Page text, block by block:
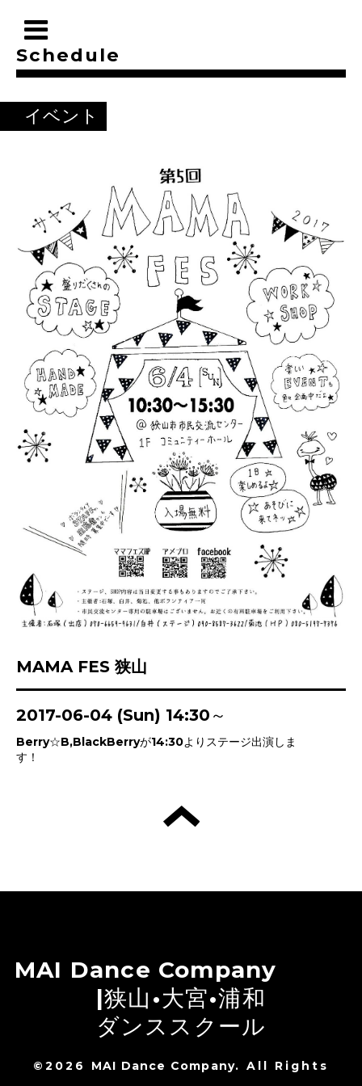
Schedule
イベント
MAMA FES 狭山
2017-06-04 (Sun) 14:30～
Berry☆B,BlackBerryが14:30よりステージ出演しま
す！
MAI Dance Company
|狭山•大宮•浦和
ダンススクール
©2026 MAI Dance Company. All Rights